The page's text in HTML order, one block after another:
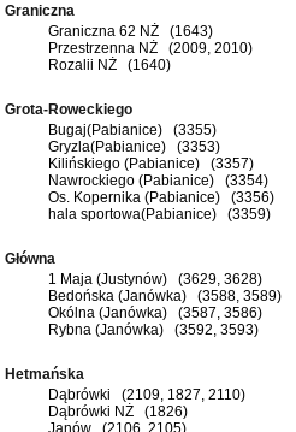
Graniczna
Graniczna 62 NŻ (1643)
Przestrzenna NŻ (2009, 2010)
Rozalii NŻ (1640)
Grota-Roweckiego
Bugaj(Pabianice) (3355)
Gryzla(Pabianice) (3353)
Kilińskiego (Pabianice) (3357)
Nawrockiego (Pabianice) (3354)
Os. Kopernika (Pabianice) (3356)
hala sportowa(Pabianice) (3359)
Główna
1 Maja (Justynów) (3629, 3628)
Bedońska (Janówka) (3588, 3589)
Okólna (Janówka) (3587, 3586)
Rybna (Janówka) (3592, 3593)
Hetmańska
Dąbrówki (2109, 1827, 2110)
Dąbrówki NŻ (1826)
Janów (2106, 2105)